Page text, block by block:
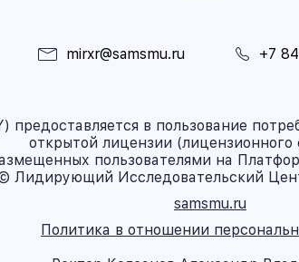
mirxr@samsmu.ru +7
в пользование
открытой лицензии (лицензионного
пользователями на
Лидирующий Исследовательский
samsmu.ru
Политика в отношении